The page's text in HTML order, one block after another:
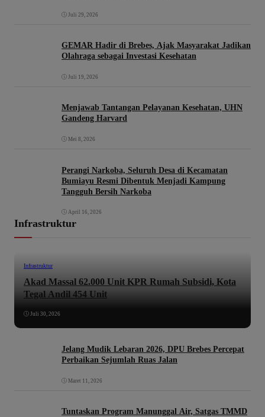
Juli 29, 2026
GEMAR Hadir di Brebes, Ajak Masyarakat Jadikan
Olahraga sebagai Investasi Kesehatan
Juli 19, 2026
Menjawab Tantangan Pelayanan Kesehatan, UHN
Gandeng Harvard
Mei 8, 2026
Perangi Narkoba, Seluruh Desa di Kecamatan
Bumiayu Resmi Dibentuk Menjadi Kampung
Tangguh Bersih Narkoba
April 16, 2026
Infrastruktur
Infrastruktur
Akad Massal 62.000 Unit KPR Rumah Subsidi, Kota
Tegal Andil 454 Unit
Juli 30, 2026
Jelang Mudik Lebaran 2026, DPU Brebes Percepat
Perbaikan Sejumlah Ruas Jalan
Maret 11, 2026
Tuntaskan Program Manunggal Air, Satgas TMMD